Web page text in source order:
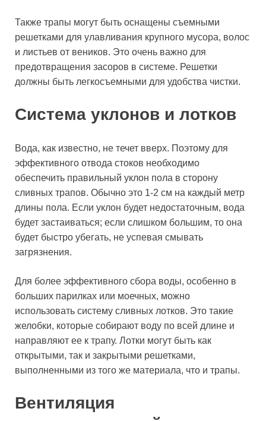
Также трапы могут быть оснащены съемными
решетками для улавливания крупного мусора, волос
и листьев от веников. Это очень важно для
предотвращения засоров в системе. Решетки
должны быть легкосъемными для удобства чистки.
Система уклонов и лотков
Вода, как известно, не течет вверх. Поэтому для
эффективного отвода стоков необходимо
обеспечить правильный уклон пола в сторону
сливных трапов. Обычно это 1-2 см на каждый метр
длины пола. Если уклон будет недостаточным, вода
будет застаиваться; если слишком большим, то она
будет быстро убегать, не успевая смывать
загрязнения.
Для более эффективного сбора воды, особенно в
больших парилках или моечных, можно
использовать систему сливных лотков. Это такие
желобки, которые собирают воду по всей длине и
направляют ее к трапу. Лотки могут быть как
открытыми, так и закрытыми решетками,
выполненными из того же материала, что и трапы.
Вентиляция